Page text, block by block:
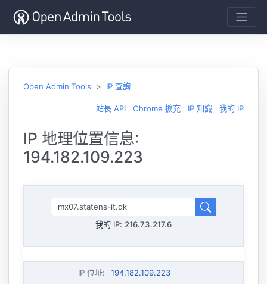
Open Admin Tools IP 查詢
站長 API Chrome 擴充 IP 知識 我的 IP
IP 地理位置信息:
194.182.109.223
我的 IP: 216.73.217.6
IP 位址:
194.182.109.223